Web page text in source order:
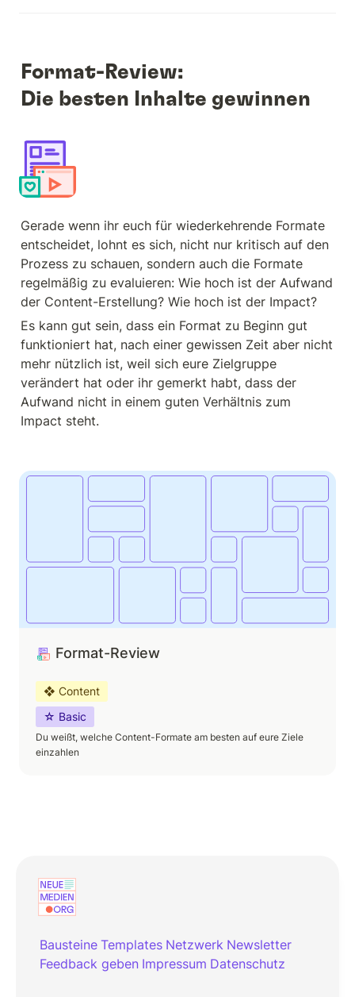
Format-Review:
Die besten Inhalte gewinnen
Gerade wenn ihr euch für wiederkehrende Formate
entscheidet, lohnt es sich, nicht nur kritisch auf den
Prozess zu schauen, sondern auch die Formate
regelmäßig zu evaluieren: Wie hoch ist der Aufwand
der Content-Erstellung? Wie hoch ist der Impact?
Es kann gut sein, dass ein Format zu Beginn gut
funktioniert hat, nach einer gewissen Zeit aber nicht
mehr nützlich ist, weil sich eure Zielgruppe
verändert hat oder ihr gemerkt habt, dass der
Aufwand nicht in einem guten Verhältnis zum
Impact steht.
Format-Review
Format-Review
❖ Content
☆ Basic
Du weißt, welche Content-Formate am besten auf eure Ziele
einzahlen
Bausteine Templates Netzwerk Newsletter
Feedback geben Impressum Datenschutz